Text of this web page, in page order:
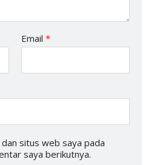
Email *
situs web saya pada
saya berikutnya.